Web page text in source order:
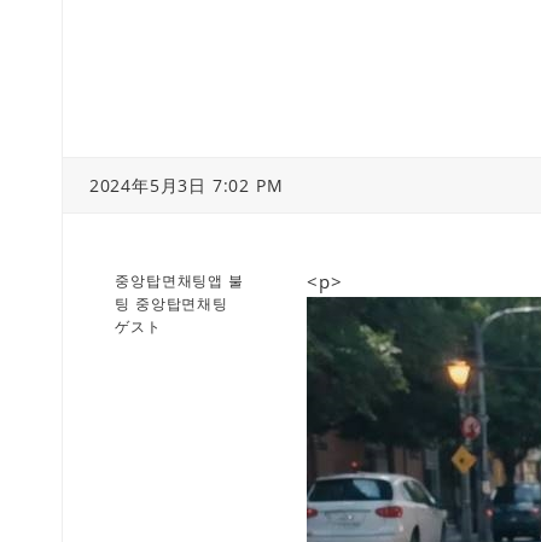
2024年5月3日 7:02 PM
중앙탑면채팅앱 불
팅 중앙탑면채팅
ゲスト
<p>